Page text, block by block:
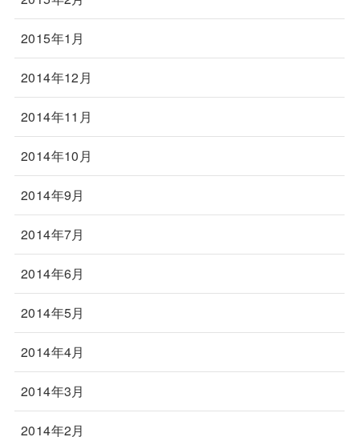
2015年1月
2014年12月
2014年11月
2014年10月
2014年9月
2014年7月
2014年6月
2014年5月
2014年4月
2014年3月
2014年2月